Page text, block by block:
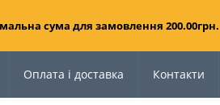
сума для замовлення 200.00грн.
Оплата і доставка Контакти